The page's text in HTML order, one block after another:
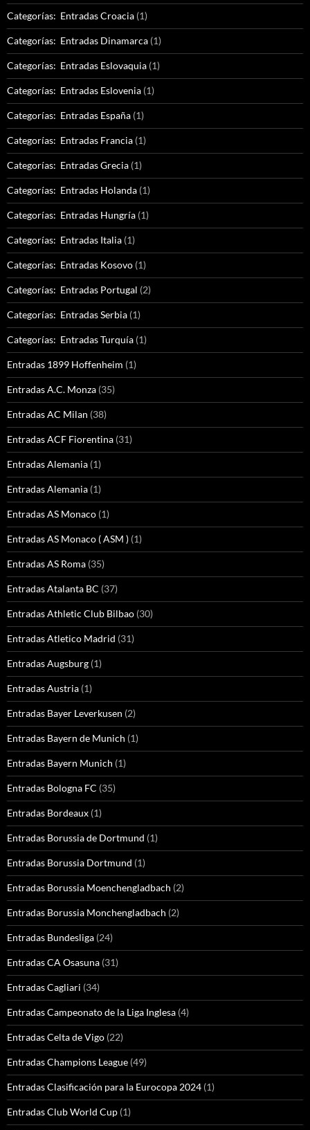
Categorías: Entradas Croacia (1)
Categorías: Entradas Dinamarca (1)
Categorías: Entradas Eslovaquia (1)
Categorías: Entradas Eslovenia (1)
Categorías: Entradas España (1)
Categorías: Entradas Francia (1)
Categorías: Entradas Grecia (1)
Categorías: Entradas Holanda (1)
Categorías: Entradas Hungría (1)
Categorías: Entradas Italia (1)
Categorías: Entradas Kosovo (1)
Categorías: Entradas Portugal (2)
Categorías: Entradas Serbia (1)
Categorías: Entradas Turquía (1)
Entradas 1899 Hoffenheim (1)
Entradas A.C. Monza (35)
Entradas AC Milan (38)
Entradas ACF Fiorentina (31)
Entradas Alemania (1)
Entradas Alemania (1)
Entradas AS Monaco (1)
Entradas AS Monaco ( ASM ) (1)
Entradas AS Roma (35)
Entradas Atalanta BC (37)
Entradas Athletic Club Bilbao (30)
Entradas Atletico Madrid (31)
Entradas Augsburg (1)
Entradas Austria (1)
Entradas Bayer Leverkusen (2)
Entradas Bayern de Munich (1)
Entradas Bayern Munich (1)
Entradas Bologna FC (35)
Entradas Bordeaux (1)
Entradas Borussia de Dortmund (1)
Entradas Borussia Dortmund (1)
Entradas Borussia Moenchengladbach (2)
Entradas Borussia Monchengladbach (2)
Entradas Bundesliga (24)
Entradas CA Osasuna (31)
Entradas Cagliari (34)
Entradas Campeonato de la Liga Inglesa (4)
Entradas Celta de Vigo (22)
Entradas Champions League (49)
Entradas Clasificación para la Eurocopa 2024 (1)
Entradas Club World Cup (1)